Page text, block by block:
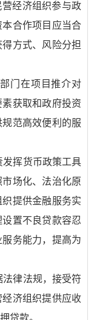
经济组织参与政
合作项目应当合
方式、风险分担
门在项目推介对
获取和政府投资
范高效便利的服
发挥货币政策工具
场化、法治化原
提供金融服务实
置不良贷款容忍
务能力，提高为
律法规，接受符
济组织提供应收